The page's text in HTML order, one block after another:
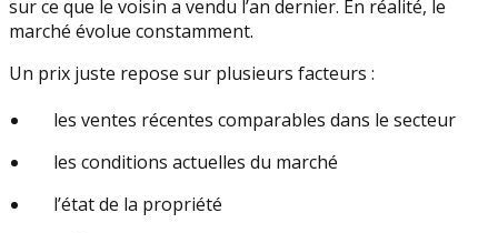
sur ce que le voisin a vendu l’an dernier. En réalité, le
marché évolue constamment.
Un prix juste repose sur plusieurs facteurs :
les ventes récentes comparables dans le secteur
les conditions actuelles du marché
l’état de la propriété